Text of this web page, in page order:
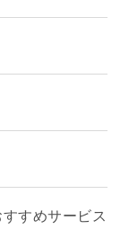
すめサービス